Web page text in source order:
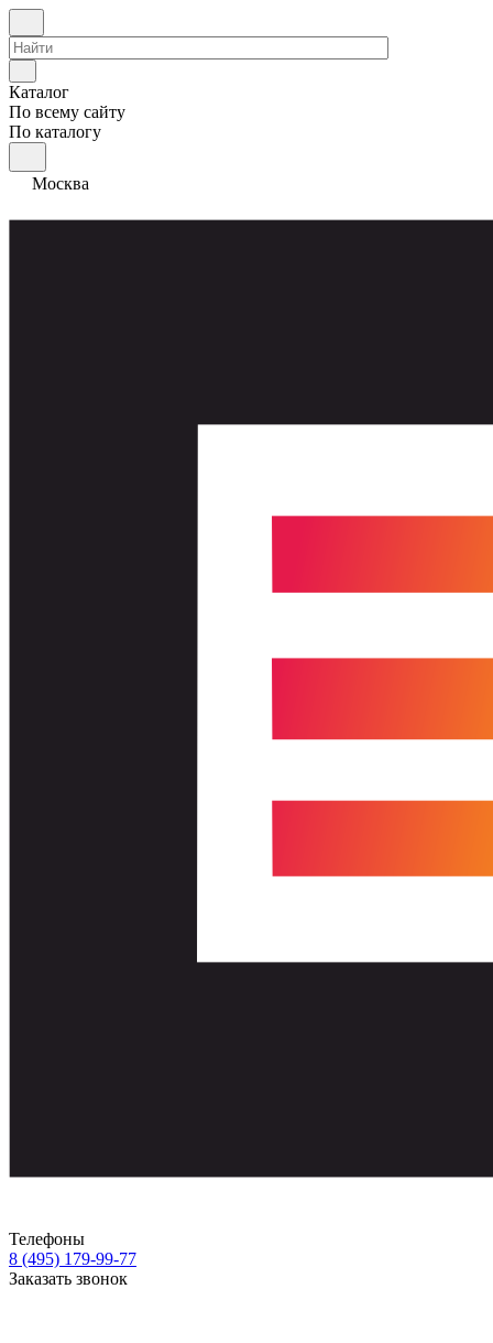
Каталог
По всему сайту
По каталогу
Москва
Телефоны
8 (495) 179-99-77
Заказать звонок